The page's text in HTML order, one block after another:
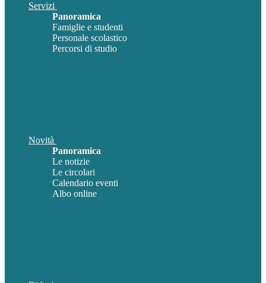
Servizi
Panoramica
Famiglie e studenti
Personale scolastico
Percorsi di studio
Novità
Panoramica
Le notizie
Le circolari
Calendario eventi
Albo online